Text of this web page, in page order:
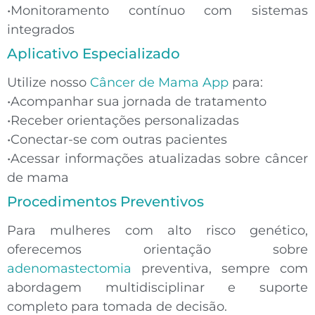
•Monitoramento contínuo com sistemas
integrados
Aplicativo Especializado
Utilize nosso Câncer de Mama App para:
•Acompanhar sua jornada de tratamento
•Receber orientações personalizadas
•Conectar-se com outras pacientes
•Acessar informações atualizadas sobre câncer
de mama
Procedimentos Preventivos
Para mulheres com alto risco genético,
oferecemos orientação sobre
adenomastectomia preventiva, sempre com
abordagem multidisciplinar e suporte
completo para tomada de decisão.